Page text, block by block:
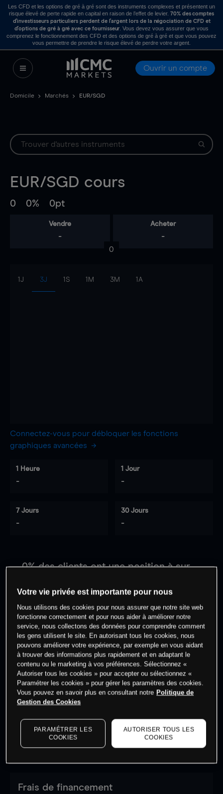
Les CFD et les options de gré à gré sont des instruments complexes et présentent un
risque élevé de perte rapide en capital en raison de l’effet de levier. 70% des comptes
d’investisseurs particuliers perdent de l’argent lors de la négociation de CFD et
d’options de gré à gré avec ce fournisseur . Vous devez vous assurer que vous
comprenez le fonctionnement des CFD et des options de gré à gré et que vous pouvez
vous permettre de prendre le risque élevé de perdre votre argent.
Ouvrir un compte
Domicile Marchés EUR/SGD
EUR/SGD cours
0 0% 0pt
Vendre
-
Acheter
-
0
1J 3J 1S 1M 3M 1A
Connectez-vous pour débloquer les fonctions
graphiques avancées
1 Heure
-
1 Jour
-
7 Jours
-
30 Jours
-
0% des clients ont une position àsur
Commencez à trader
Les prix sont indicatifs.Connectez-vouspour voir les
dernières données du marché.
Log in
to see latest
Frais de financement
Votre vie privée est importante pour nous
Nous utilisons des cookies pour nous assurer que notre site web
fonctionne correctement et pour nous aider à améliorer notre
service, nous collectons des données pour comprendre comment
les gens utilisent le site. En autorisant tous les cookies, nous
pouvons améliorer votre expérience, par exemple en vous aidant
à trouver des informations plus rapidement et en adaptant le
contenu ou le marketing à vos préférences. Sélectionnez «
Autoriser tous les cookies » pour accepter ou sélectionnez «
Paramétrer les cookies » pour gérer les paramètres des cookies.
Vous pouvez en savoir plus en consultant notre Politique de
Gestion des Cookies
PARAMÉTRER LES
COOKIES
AUTORISER TOUS LES
COOKIES